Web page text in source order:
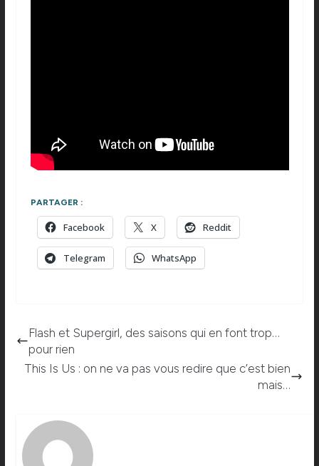
PARTAGER :
Facebook X Reddit
Telegram WhatsApp
Flash et Supergirl, des saisons qui en font trop…
pour rien
This Is Us : on ne va pas vous redire que c’est bien
mais…